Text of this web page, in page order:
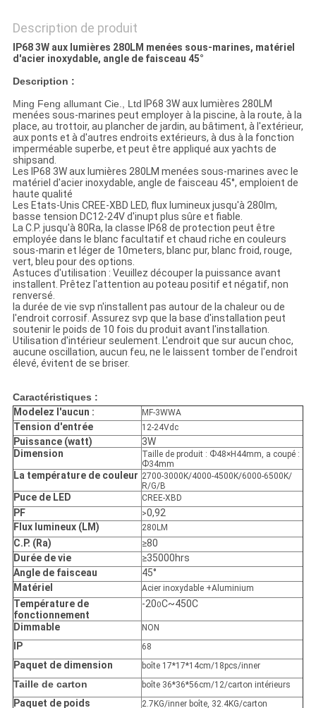
Description de produit
IP68 3W aux lumières 280LM menées sous-marines, matériel
d'acier inoxydable, angle de faisceau 45°
Description :
Ming Feng allumant Cie., Ltd IP68 3W aux lumières 280LM
menées sous-marines peut employer à la piscine, à la route, à la
place, au trottoir, au plancher de jardin, au bâtiment, à l'extérieur,
aux ponts et à d'autres endroits extérieurs, à dus à la fonction
imperméable superbe, et peut être appliqué aux yachts de
shipsand.
Les IP68 3W aux lumières 280LM menées sous-marines avec le
matériel d'acier inoxydable, angle de faisceau 45°, emploient de
haute qualité
Les Etats-Unis CREE-XBD LED, flux lumineux jusqu'à 280lm,
basse tension DC12-24V d'inupt plus sûre et fiable.
La C.P. jusqu'à 80Ra, la classe IP68 de protection peut être
employée dans le blanc facultatif et chaud riche en couleurs
sous-marin et léger de 10meters, blanc pur, blanc froid, rouge,
vert, bleu pour des options.
Astuces d'utilisation : Veuillez découper la puissance avant
installent. Prêtez l'attention au poteau positif et négatif, non
renversé.
la durée de vie svp n'installent pas autour de la chaleur ou de
l'endroit corrosif. Assurez svp que la base d'installation peut
soutenir le poids de 10 fois du produit avant l'installation.
Utilisation d'intérieur seulement. L'endroit que sur aucun choc,
aucune oscillation, aucun feu, ne le laissent tomber de l'endroit
élevé, évitent de se briser.
Caractéristiques :
Modelez l'aucun :
MF-3WWA
Tension d'entrée 12-24Vdc
Puissance (watt)
3W
Dimension
Taille de produit : Ф48×H44mm, a coupé :
Ф34mm
La température de couleur 2700-3000K/4000-4500K/6000-6500K/
R/G/B
Puce de LED CREE-XBD
PF >0,92
Flux lumineux (LM)
280LM
C.P. (Ra)
≥80
Durée de vie
≥35000hrs
Angle de faisceau
45°
Matériel
Acier inoxydable +Aluminium
Température de
fonctionnement
-200C~450C
Dimmable NON
IP 68
Paquet de dimension boîte 17*17*14cm/18pcs/inner
Taille de carton boîte 36*36*56cm/12/carton intérieurs
Paquet de poids 2.7KG/inner boîte, 32.4KG/carton